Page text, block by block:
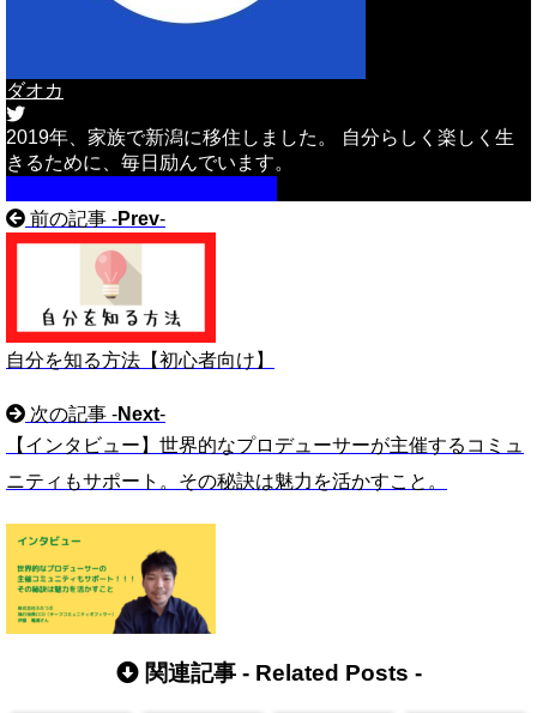
ダオカ
2019年、家族で新潟に移住しました。 自分らしく楽しく生
きるために、毎日励んでいます。
前の記事 -Prev-
自分を知る方法【初心者向け】
次の記事 -Next-
【インタビュー】世界的なプロデューサーが主催するコミュ
ニティもサポート。その秘訣は魅力を活かすこと。
関連記事 - Related Posts -